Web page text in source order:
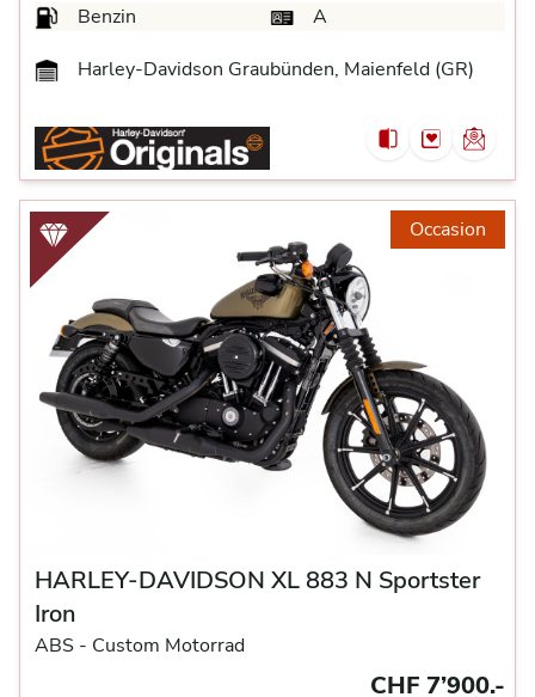
Benzin
A
Harley-Davidson Graubünden, Maienfeld (GR)
Occasion
HARLEY-DAVIDSON XL 883 N Sportster
Iron
ABS - Custom Motorrad
CHF 7’900.-